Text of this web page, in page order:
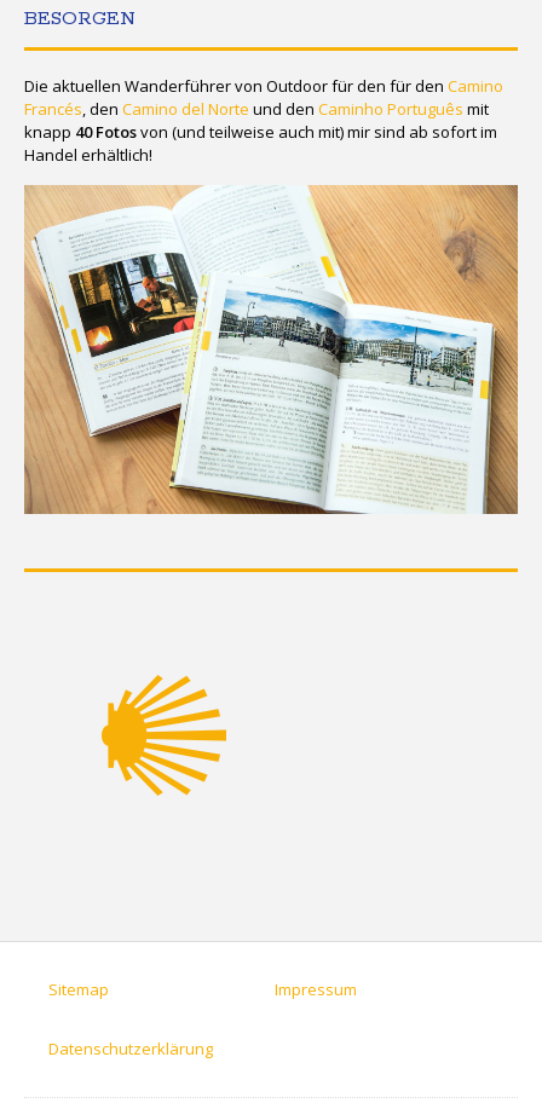
BESORGEN
Die aktuellen Wanderführer von Outdoor für den für den Camino
Francés, den Camino del Norte und den Caminho Português mit
knapp 40 Fotosvon (und teilweise auch mit) mir sind ab sofort im
Handel erhältlich!
Sitemap Impressum
Datenschutzerklärung